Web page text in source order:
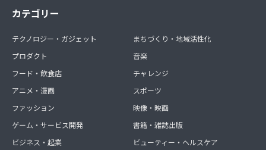
カテゴリー
テクノロジー・ガジェット
プロダクト
フード・飲食店
アニメ・漫画
ファッション
ゲーム・サービス開発
ビジネス・起業
まちづくり・地域活性化
音楽
チャレンジ
スポーツ
映像・映画
書籍・雑誌出版
ビューティー・ヘルスケア